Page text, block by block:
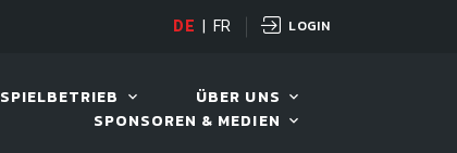
LIVE! VIVA OPEN
DE FR LOGIN
SPIELBETRIEB
ÜBER UNS
SPONSOREN & MEDIEN